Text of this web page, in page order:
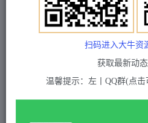
冷门暴力的最新项目，养
期马上到来，两个月10w不
付费资源
扫码进入大牛资
获取最新动
温馨提示：左丨QQ群(点